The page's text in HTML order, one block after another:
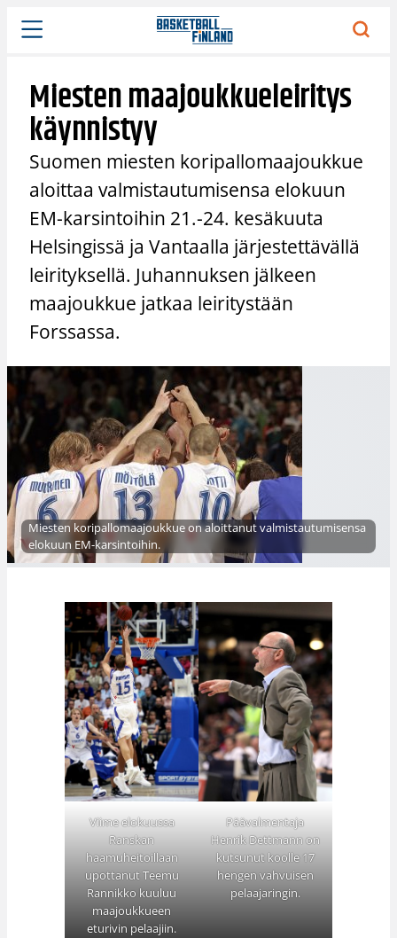
Siirry
sisältöön
Miesten maajoukkueleiritys
käynnistyy
Suomen miesten koripallomaajoukkue
aloittaa valmistautumisensa elokuun
EM-karsintoihin 21.-24. kesäkuuta
Helsingissä ja Vantaalla järjestettävällä
leirityksellä. Juhannuksen jälkeen
maajoukkue jatkaa leiritystään
Forssassa.
Miesten koripallomaajoukkue on aloittanut valmistautumisensa
elokuun EM-karsintoihin.
Viime elokuussa
Ranskan
haamuheitoillaan
upottanut Teemu
Rannikko kuuluu
maajoukkueen
eturivin pelaajiin.
Päävalmentaja
Henrik Dettmann on
kutsunut koolle 17
hengen vahvuisen
pelaajaringin.